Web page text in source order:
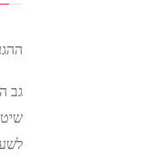
גב